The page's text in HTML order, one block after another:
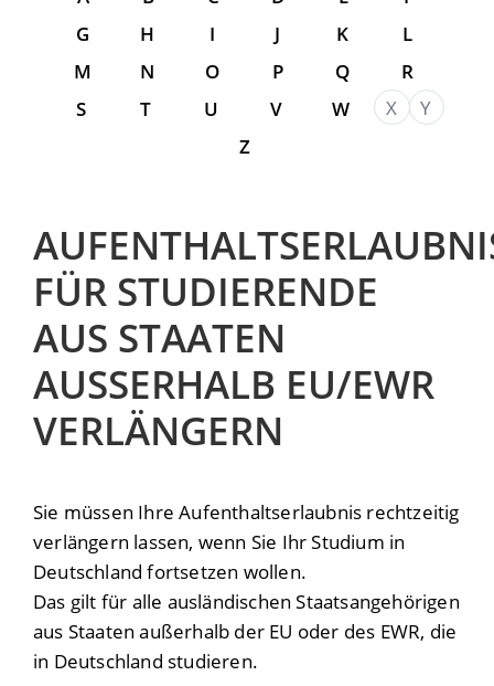
G
H I J K
L
M
N O P Q
R
S
T U V W X
Y
Z
FÜR STUDIERENDE
AUS STAATEN
AUSSERHALB EU/EWR V
ERLÄNGERN
Sie müssen Ihre Aufenthaltserlaubnis rechtzeitig
verlängern lassen, wenn Sie Ihr Studium in
Deutschland fortsetzen wollen.
Das gilt für alle ausländischen Staatsangehörigen
aus Staaten außerhalb der EU oder des EWR, die
in Deutschland studieren.